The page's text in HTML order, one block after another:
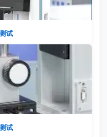
试
试